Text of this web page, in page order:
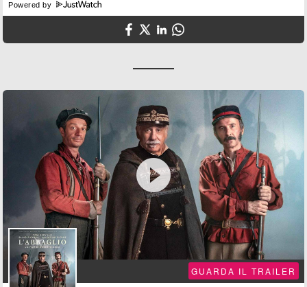
Powered by

GUARDA IL TRAILER